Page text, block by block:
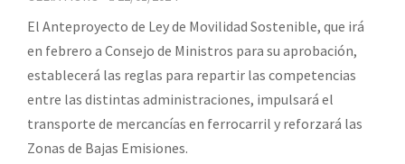
El Anteproyecto de Ley de Movilidad Sostenible, que irá
en febrero a Consejo de Ministros para su aprobación,
establecerá las reglas para repartir las competencias
entre las distintas administraciones, impulsará el
transporte de mercancías en ferrocarril y reforzará las
Zonas de Bajas Emisiones.